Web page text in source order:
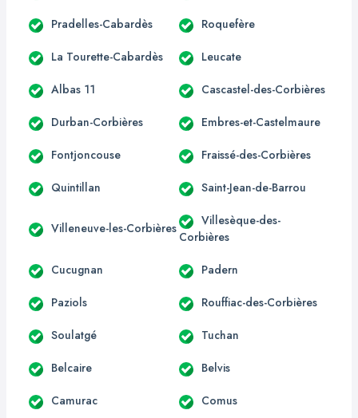
Pradelles-Cabardès Roquefère
La Tourette-Cabardès Leucate
Albas 11 Cascastel-des-Corbières
Durban-Corbières Embres-et-Castelmaure
Fontjoncouse Fraissé-des-Corbières
Quintillan Saint-Jean-de-Barrou
Villeneuve-les-Corbières
Villesèque-des-
Corbières
Cucugnan Padern
Paziols Rouffiac-des-Corbières
Soulatgé Tuchan
Belcaire Belvis
Camurac Comus